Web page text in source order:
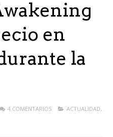
en
la
4 COMENTARIOS ACTUALIDAD,